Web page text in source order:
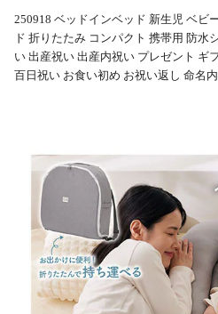
250918 ベッドインベッド 新生児 ベビ
ド 折りたたみ コンパクト 携帯用 防水
い 出産祝い 出産内祝い プレゼント ギ
百日祝い お食い初め お祝い返し 命名